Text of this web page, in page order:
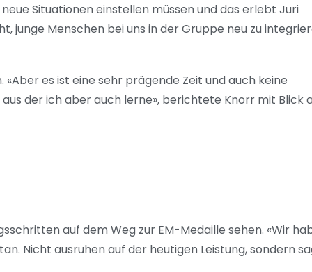
Situationen einstellen müssen und das erlebt Juri
junge Menschen bei uns in der Gruppe neu zu
es ist eine sehr prägende Zeit und auch keine
der ich aber auch lerne», berichtete Knorr mit Blick
auf dem Weg zur EM-Medaille sehen. «Wir
Nicht ausruhen auf der heutigen Leistung, sondern